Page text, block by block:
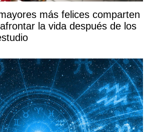
más felices comparten
la vida después de los